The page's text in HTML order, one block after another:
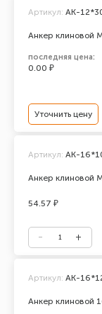
Анкер клиновой
Артикул: AK-
последняя цена:
0.00 ₽
Уточнить цену
Анкер клиновой
Артикул: АК-
54.57 ₽
Анкер клиновой
Артикул: АК-